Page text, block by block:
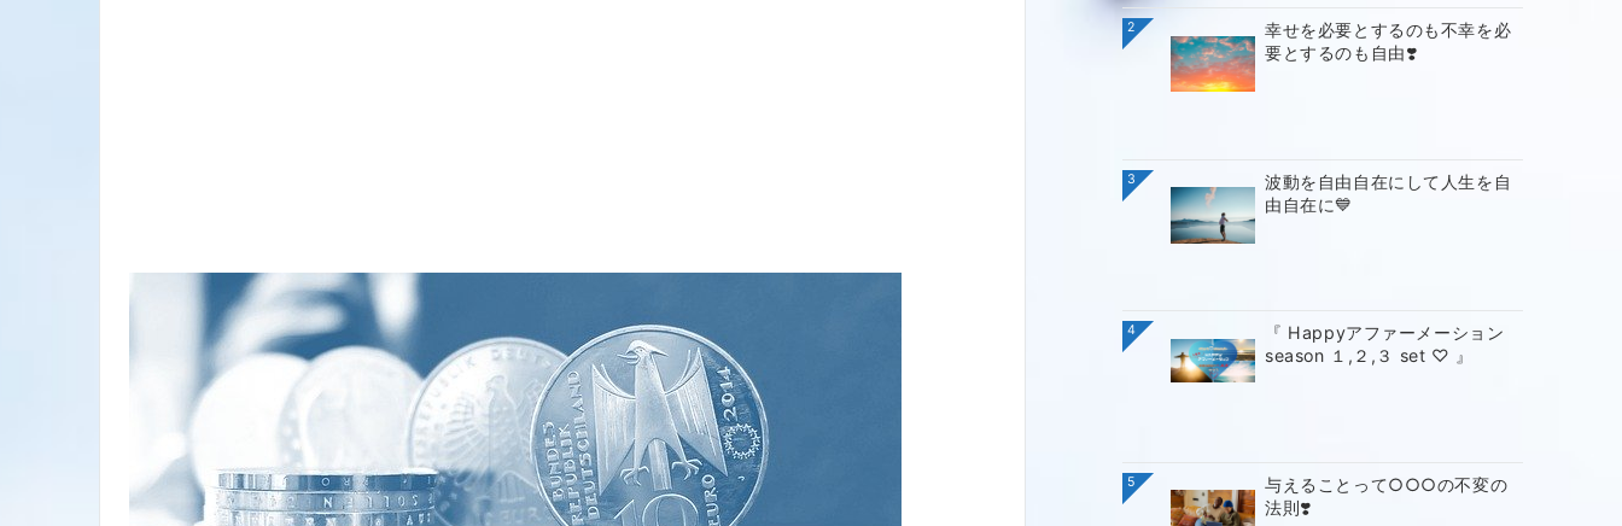
2
幸せを必要とするのも不幸を必
要とするのも自由❣️
3
波動を自由自在にして人生を自
由自在に💙
4
『 Happyアファーメーション
season １,２,３ set ♡ 』
5
与えることって○○○の不変の
法則❣️